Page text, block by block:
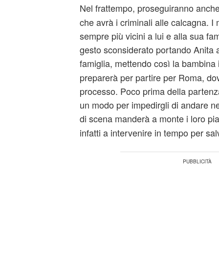
Nel frattempo, proseguiranno
che avrà i criminali alle calcagna. I
sempre più vicini a lui e alla sua
gesto sconsiderato portando Anita
famiglia, mettendo così la bambina
preparerà per partire per Roma,
processo. Poco prima della
un modo per impedirgli di andare
di scena manderà a monte i loro
infatti a intervenire in tempo per